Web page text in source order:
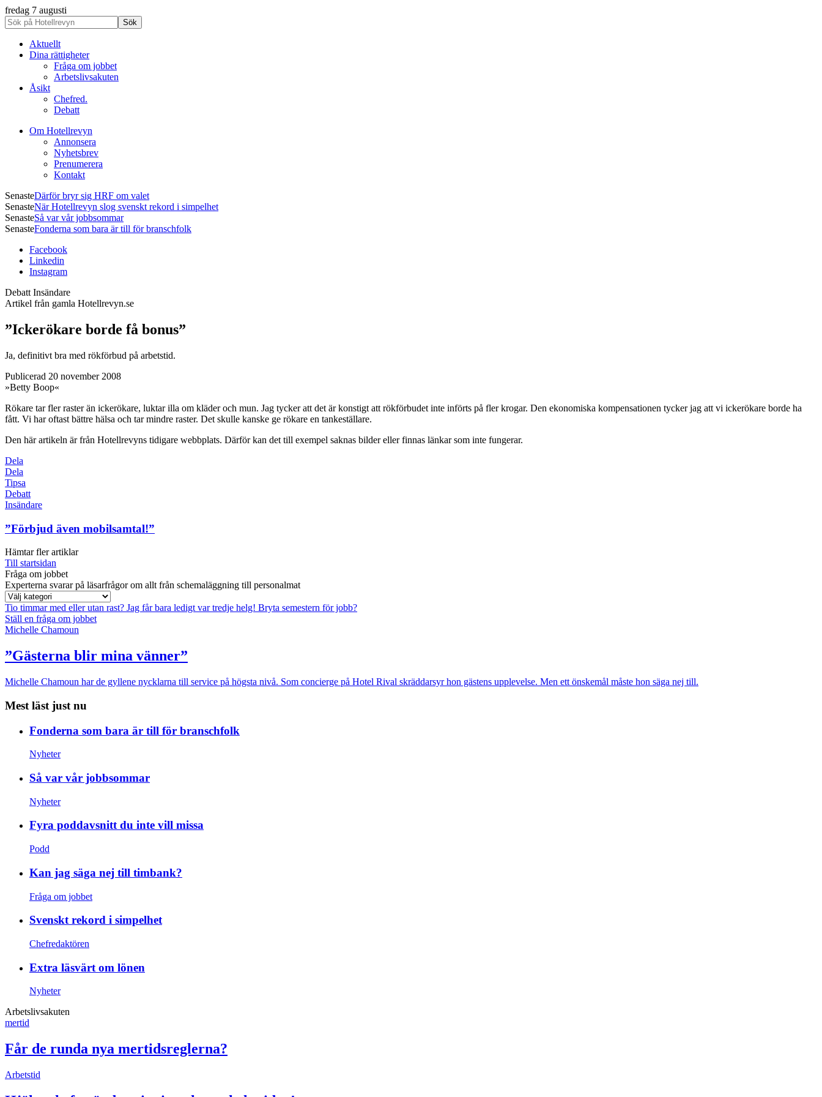
fredag 7 augusti
Aktuellt
Dina rättigheter
Fråga om jobbet
Arbetslivsakuten
Åsikt
Chefred.
Debatt
Om Hotellrevyn
Annonsera
Nyhetsbrev
Prenumerera
Kontakt
SenasteDärför bryr sig HRF om valet
SenasteNär Hotellrevyn slog svenskt rekord i simpelhet
SenasteSå var vår jobbsommar
SenasteFonderna som bara är till för branschfolk
Facebook
Linkedin
Instagram
Debatt Insändare
Artikel från gamla Hotellrevyn.se
”Ickerökare borde få bonus”
Ja, definitivt bra med rökförbud på arbetstid.
Publicerad 20 november 2008
»Betty Boop«
Rökare tar fler raster än ickerökare, luktar illa om kläder och mun. Jag tycker att det är konstigt att rökförbudet inte införts på fler krogar. Den ekonomiska kompensationen tycker jag att vi ickerökare borde ha
fått. Vi har oftast bättre hälsa och tar mindre raster. Det skulle kanske ge rökare en tankeställare.
Den här artikeln är från Hotellrevyns tidigare webbplats. Därför kan det till exempel saknas bilder eller finnas länkar som inte fungerar.
Dela
Dela
Tipsa
Debatt
Insändare
”Förbjud även mobilsamtal!”
Hämtar fler artiklar
Till startsidan
Fråga om jobbet
Experterna svarar på läsarfrågor om allt från schemaläggning till personalmat
Tio timmar med eller utan rast? Jag får bara ledigt var tredje helg! Bryta semestern för jobb?
Ställ en fråga om jobbet
Michelle Chamoun
”Gästerna blir mina vänner”
Michelle Chamoun har de gyllene nycklarna till service på högsta nivå. Som concierge på Hotel Rival skräddarsyr hon gästens upp­levelse. Men ett önskemål måste hon säga nej till.
Mest läst just nu
Fonderna som bara är till för branschfolk
Nyheter
Så var vår jobbsommar
Nyheter
Fyra poddavsnitt du inte vill missa
Podd
Kan jag säga nej till timbank?
Fråga om jobbet
Svenskt rekord i simpelhet
Chefredaktören
Extra läsvärt om lönen
Nyheter
Arbetslivsakuten
mertid
Får de runda nya mertidsreglerna?
Arbetstid